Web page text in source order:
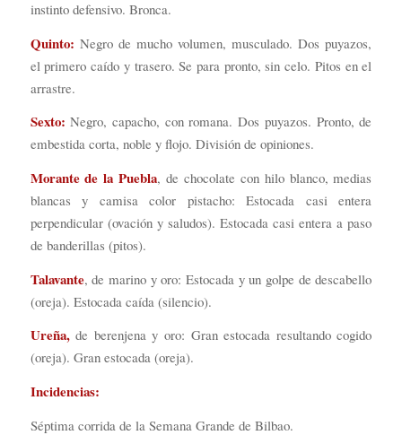
instinto defensivo. Bronca.
Quinto: Negro de mucho volumen, musculado. Dos puyazos,
el primero caído y trasero. Se para pronto, sin celo. Pitos en el
arrastre.
Sexto: Negro, capacho, con romana. Dos puyazos. Pronto, de
embestida corta, noble y flojo. División de opiniones.
Morante de la Puebla, de chocolate con hilo blanco, medias
blancas y camisa color pistacho: Estocada casi entera
perpendicular (ovación y saludos). Estocada casi entera a paso
de banderillas (pitos).
Talavante, de marino y oro: Estocada y un golpe de descabello
(oreja). Estocada caída (silencio).
Ureña,de berenjena y oro: Gran estocada resultando cogido
(oreja). Gran estocada (oreja).
Incidencias:
Séptima corrida de la Semana Grande de Bilbao.